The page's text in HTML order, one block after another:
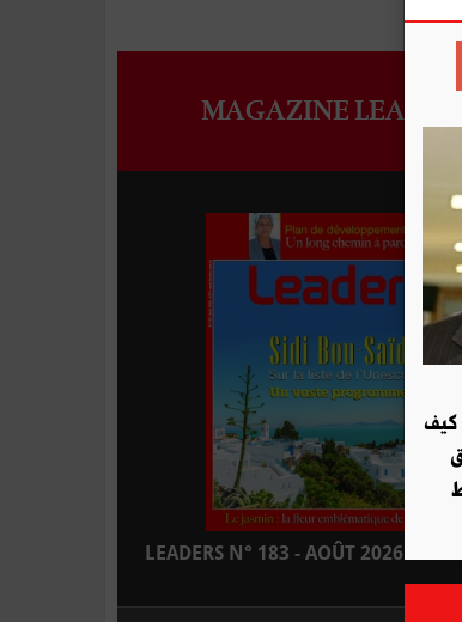
MAGAZINE LEADERS
LEADERS N° 183 - AOÛT 2026 : EN
كيف